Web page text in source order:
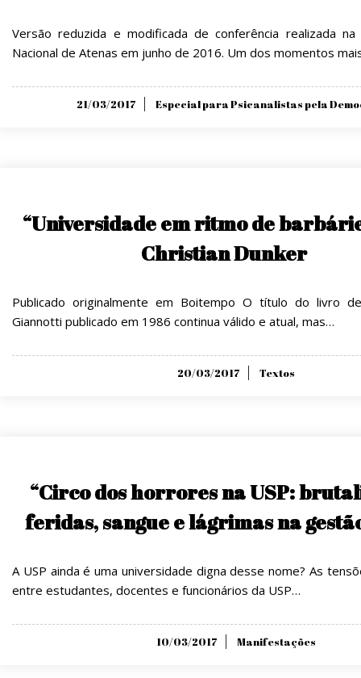
Versão reduzida e modificada de conferência realizada na
Nacional de Atenas em junho de 2016. Um dos momentos
Posted
21/03/2017 Especial para Psicanalistas pela
“Universidade em ritmo de
Christian Dunker
Publicado originalmente em Boitempo O título do livro
Giannotti publicado em 1986 continua válido e atual, mas…
Posted
20/03/2017 Textos
“Circo dos horrores na USP:
feridas, sangue e lágrimas na
A USP ainda é uma universidade digna desse nome? As
entre estudantes, docentes e funcionários da USP…
Posted
10/03/2017 Manifestações